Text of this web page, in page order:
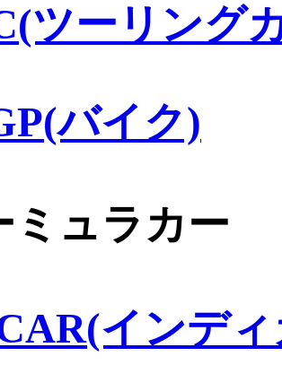
ツーリング
バイク)
ミュラカー
インデ